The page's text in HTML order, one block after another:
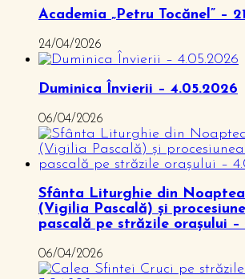
Academia „Petru Tocănel” –
24/04/2026
Duminica Învierii – 4.05.2026
06/04/2026
Sfânta Liturghie din
(Vigilia Pascală) și
pascală pe străzile orașului –
06/04/2026